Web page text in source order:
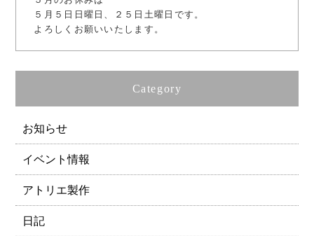
５月５日日曜日、２５日土曜日です。
よろしくお願いいたします。
Category
お知らせ
イベント情報
アトリエ製作
日記